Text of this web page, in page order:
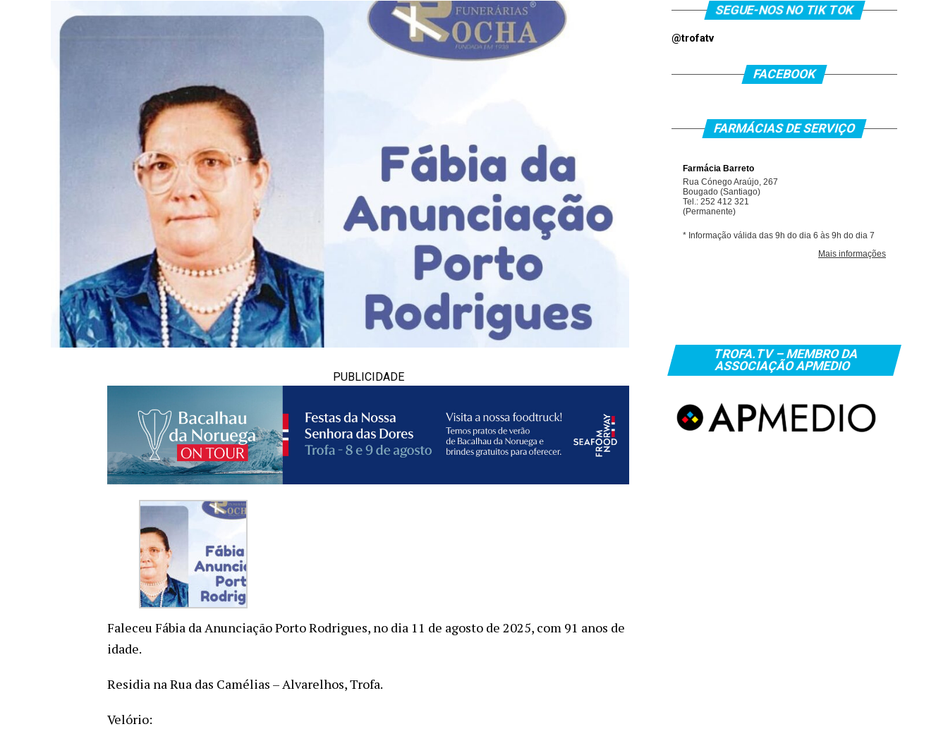
PUBLICIDADE
Faleceu Fábia da Anunciação Porto Rodrigues, no dia 11 de agosto de 2025, com 91 anos de
idade.
Residia na Rua das Camélias – Alvarelhos, Trofa.
Velório:
SEGUE-NOS NO TIK TOK
@trofatv
FACEBOOK
FARMÁCIAS DE SERVIÇO
TROFA.TV – MEMBRO DA
ASSOCIAÇÃO APMEDIO